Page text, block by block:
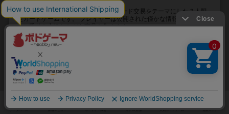
『トレードタイクーン』は、シルクロード交易をテーマにした３人限
定カードゲームです。 プレイヤーは公開された僅かな情報を元に、互
いに手札を交換しながら商品を集めます。 ...
クロ（kuro）
松宗 ヨウ（Yo Matsumune）
リドサ
マニフェストデスティニー（ManifestDestiny）